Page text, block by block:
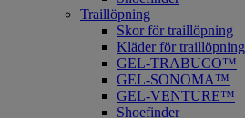
Traillöpning
Skor för traillöpning
Kläder för traillöpning
GEL-TRABUCO™
GEL-SONOMA™
GEL-VENTURE™
Shoefinder